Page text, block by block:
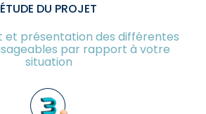
ÉTUDE DU PROJET
et présentation des différentes
par rapport à votre
situation